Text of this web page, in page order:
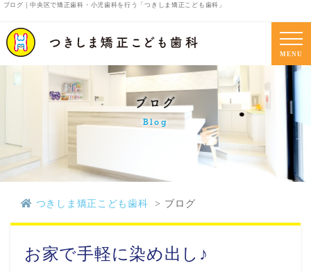
ブログ｜中央区で矯正歯科・小児歯科を行う「つきしま矯正こども歯科」
MENU
ブログ
Blog
つきしま矯正こども歯科 ブログ
お家で手軽に染め出し♪